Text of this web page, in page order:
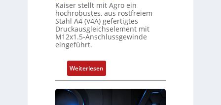
Kaiser stellt mit Agro ein
hochrobustes, aus rostfreiem
Stahl A4 (V4A) gefertigtes
Druckausgleichselement mit
M12x1.5-Anschlussgewinde
eingeführt.
Weiterlesen:
D
r